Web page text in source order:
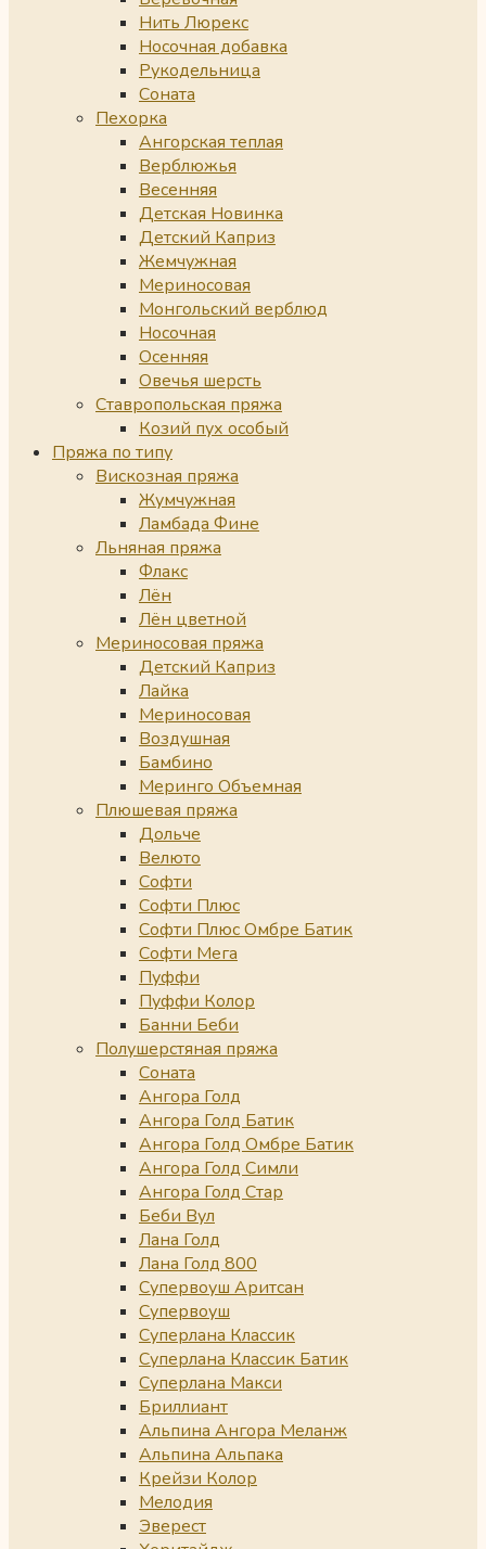
Нить Люрекс
Носочная добавка
Рукодельница
Соната
Пехорка
Ангорская теплая
Верблюжья
Весенняя
Детская Новинка
Детский Каприз
Жемчужная
Мериносовая
Монгольский верблюд
Носочная
Осенняя
Овечья шерсть
Ставропольская пряжа
Козий пух особый
Пряжа по типу
Вискозная пряжа
Жумчужная
Ламбада Фине
Льняная пряжа
Флакс
Лён
Лён цветной
Мериносовая пряжа
Детский Каприз
Лайка
Мериносовая
Воздушная
Бамбино
Меринго Объемная
Плюшевая пряжа
Дольче
Велюто
Софти
Софти Плюс
Софти Плюс Омбре Батик
Софти Мега
Пуффи
Пуффи Колор
Банни Беби
Полушерстяная пряжа
Соната
Ангора Голд
Ангора Голд Батик
Ангора Голд Омбре Батик
Ангора Голд Симли
Ангора Голд Стар
Беби Вул
Лана Голд
Лана Голд 800
Супервоуш Аритсан
Супервоуш
Суперлана Классик
Суперлана Классик Батик
Суперлана Макси
Бриллиант
Альпина Ангора Меланж
Альпина Альпака
Крейзи Колор
Мелодия
Эверест